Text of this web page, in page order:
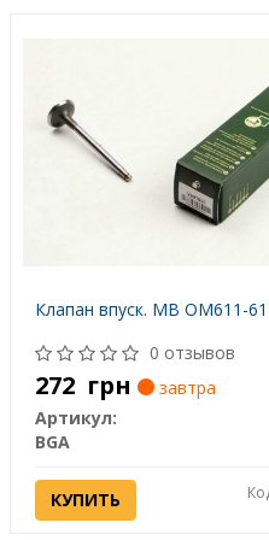
Клапан впуск. MB ОМ611-
0 отзывов
272 грн
завтра
Артикул:
BGA
КУПИТЬ